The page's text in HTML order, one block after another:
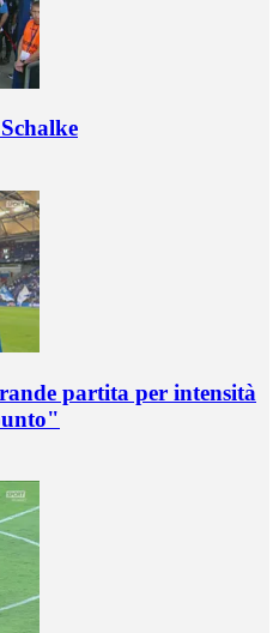
partita per intensità